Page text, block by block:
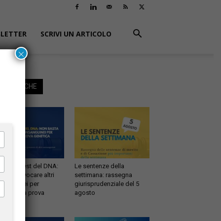
SCRIVI UN ARTICOLO
ANCHE
e test del DNA:
basta evocare altri
per
la prova
Le sentenze della
settimana: rassegna
giurisprudenziale del 5
agosto
×